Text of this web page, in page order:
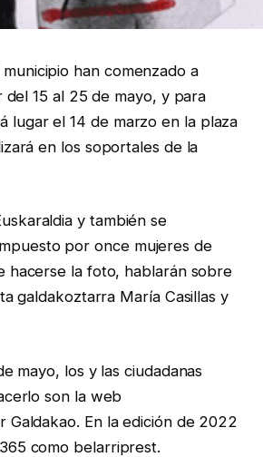
han comenzado a
15 al 25 de mayo, y para
lugar el 14 de marzo en la plaza
en los soportales de la
y también se
por once mujeres de
hacerse la foto, hablarán sobre
galdakoztarra María Casillas y
mayo, los y las ciudadanas
son la web
En la edición de 2022
como belarriprest.